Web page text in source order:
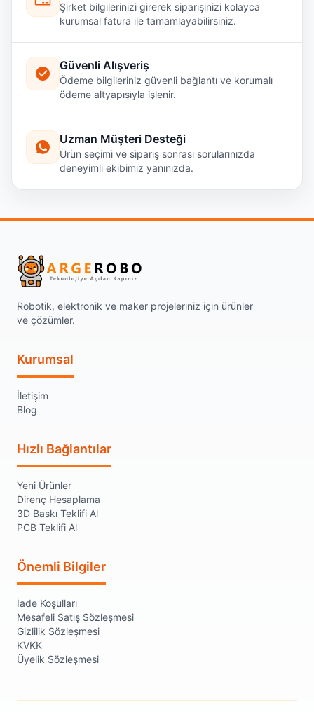
Şirket bilgilerinizi girerek siparişinizi kolayca
kurumsal fatura ile tamamlayabilirsiniz.
Güvenli Alışveriş
Ödeme bilgileriniz güvenli bağlantı ve korumalı
ödeme altyapısıyla işlenir.
Uzman Müşteri Desteği
Ürün seçimi ve sipariş sonrası sorularınızda
deneyimli ekibimiz yanınızda.
Robotik, elektronik ve maker projeleriniz için ürünler
ve çözümler.
Kurumsal
İletişim
Blog
Hızlı Bağlantılar
Yeni Ürünler
Direnç Hesaplama
3D Baskı Teklifi Al
PCB Teklifi Al
Önemli Bilgiler
İade Koşulları
Mesafeli Satış Sözleşmesi
Gizlilik Sözleşmesi
KVKK
Üyelik Sözleşmesi